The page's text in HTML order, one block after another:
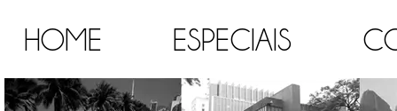
HOME ESPECIAIS